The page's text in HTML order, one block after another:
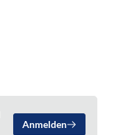
Anmelden